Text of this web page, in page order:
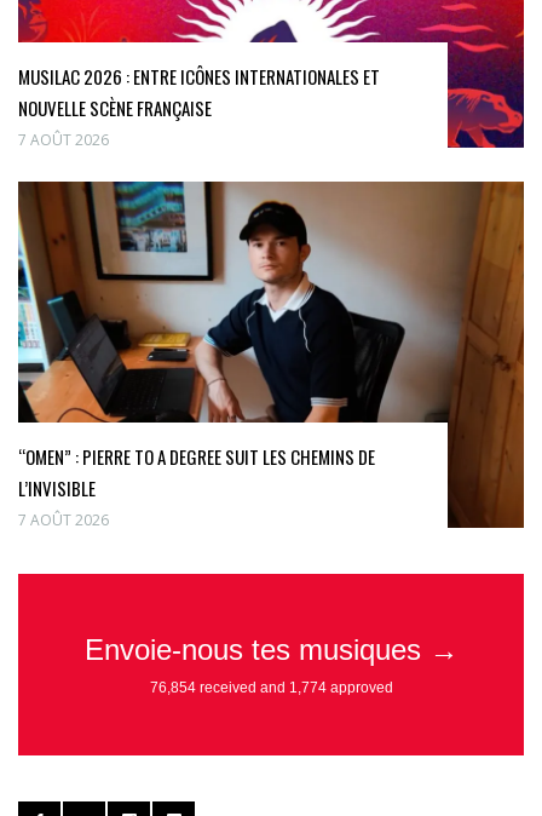
MUSILAC 2026 : ENTRE ICÔNES INTERNATIONALES ET
NOUVELLE SCÈNE FRANÇAISE
7 AOÛT 2026
“OMEN” : PIERRE TO A DEGREE SUIT LES CHEMINS DE
L’INVISIBLE
7 AOÛT 2026